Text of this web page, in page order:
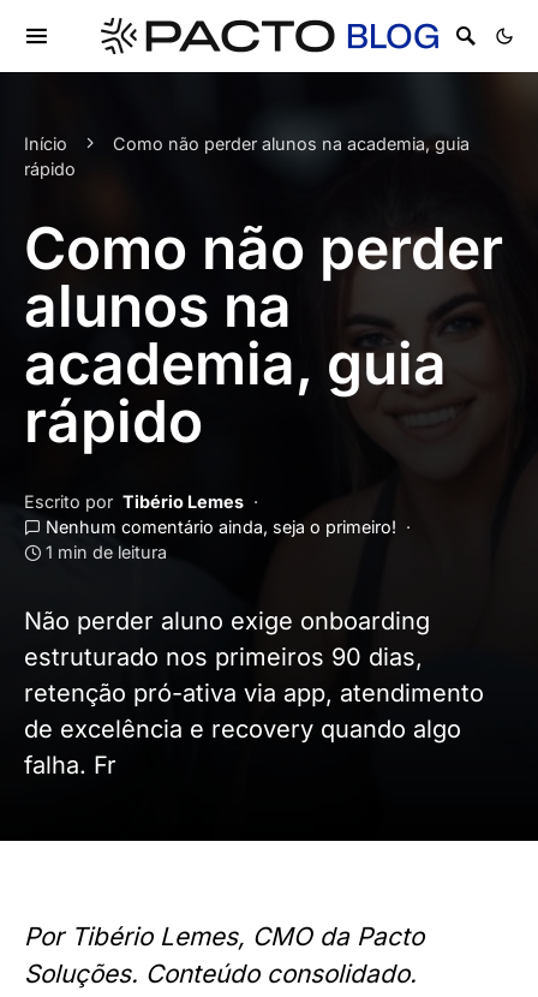
Início
Como não perder alunos na academia, guia
rápido
Como não perder
alunos na
academia, guia
rápido
Escrito por Tibério Lemes
Nenhum comentário ainda, seja o primeiro!
1 min de leitura
Não perder aluno exige onboarding
estruturado nos primeiros 90 dias,
retenção pró-ativa via app, atendimento
de excelência e recovery quando algo
falha. Fr
Por Tibério Lemes, CMO da Pacto
Soluções. Conteúdo consolidado.